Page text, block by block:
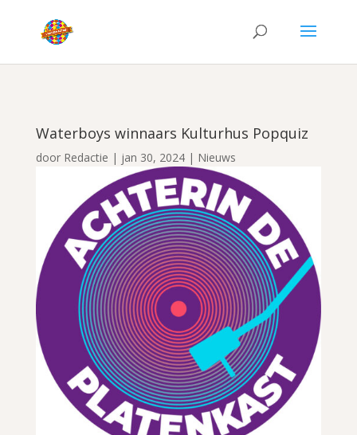
Waterboys winnaars Kulturhus Popquiz
door Redactie | jan 30, 2024| Nieuws